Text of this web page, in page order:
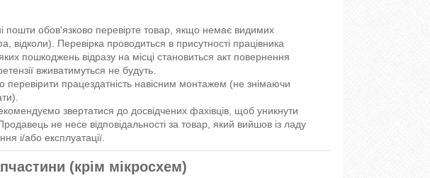
пошти обов'язково перевірте товар, якщо немає видимих
Перевірка проводиться в присутності працівника
пошкоджень відразу на місці становиться акт повернення
вживатимуться не будуть.
працездатність навісним монтажем (не знімаючи
звертатися до досвідчених фахівців, щоб уникнути
не несе відповідальності за товар, який вийшов із ладу
і/або експлуатації.
(крім мікросхем)